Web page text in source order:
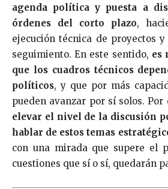
agenda política y puesta a
órdenes del corto plazo,
ejecución técnica de proyectos
seguimiento. En este sentido, es
que los cuadros técnicos
políticos, y que por más
pueden avanzar por sí solos. Por
elevar el nivel de la discusión
hablar de estos temas
con una mirada que supere el
cuestiones que sí o sí, quedarán